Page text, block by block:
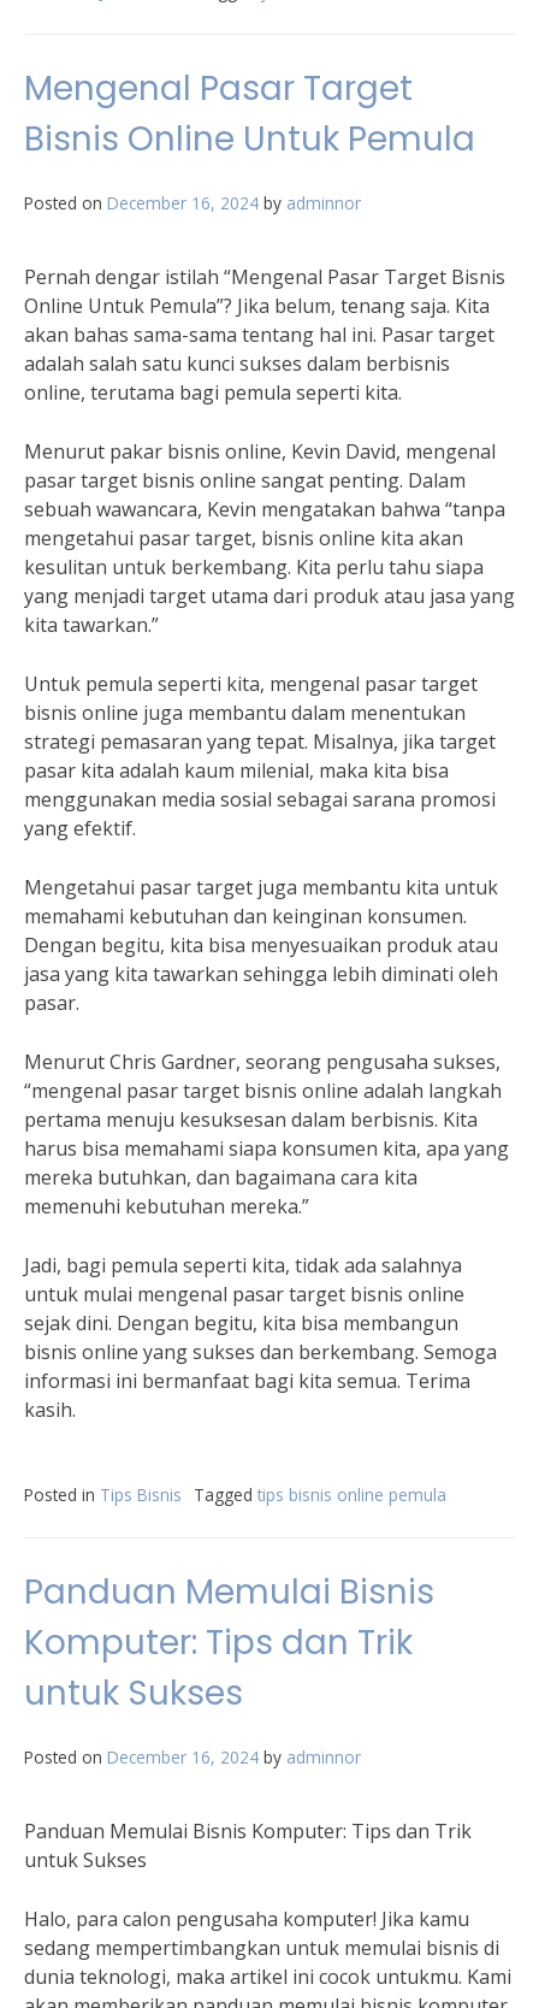
Mengenal Pasar Target
Bisnis Online Untuk Pemula
Posted on December 16, 2024 by adminnor
Pernah dengar istilah “Mengenal Pasar Target Bisnis
Online Untuk Pemula”? Jika belum, tenang saja. Kita
akan bahas sama-sama tentang hal ini. Pasar target
adalah salah satu kunci sukses dalam berbisnis
online, terutama bagi pemula seperti kita.
Menurut pakar bisnis online, Kevin David, mengenal
pasar target bisnis online sangat penting. Dalam
sebuah wawancara, Kevin mengatakan bahwa “tanpa
mengetahui pasar target, bisnis online kita akan
kesulitan untuk berkembang. Kita perlu tahu siapa
yang menjadi target utama dari produk atau jasa yang
kita tawarkan.”
Untuk pemula seperti kita, mengenal pasar target
bisnis online juga membantu dalam menentukan
strategi pemasaran yang tepat. Misalnya, jika target
pasar kita adalah kaum milenial, maka kita bisa
menggunakan media sosial sebagai sarana promosi
yang efektif.
Mengetahui pasar target juga membantu kita untuk
memahami kebutuhan dan keinginan konsumen.
Dengan begitu, kita bisa menyesuaikan produk atau
jasa yang kita tawarkan sehingga lebih diminati oleh
pasar.
Menurut Chris Gardner, seorang pengusaha sukses,
“mengenal pasar target bisnis online adalah langkah
pertama menuju kesuksesan dalam berbisnis. Kita
harus bisa memahami siapa konsumen kita, apa yang
mereka butuhkan, dan bagaimana cara kita
memenuhi kebutuhan mereka.”
Jadi, bagi pemula seperti kita, tidak ada salahnya
untuk mulai mengenal pasar target bisnis online
sejak dini. Dengan begitu, kita bisa membangun
bisnis online yang sukses dan berkembang. Semoga
informasi ini bermanfaat bagi kita semua. Terima
kasih.
Posted in Tips Bisnis Tagged tips bisnis online pemula
Panduan Memulai Bisnis
Komputer: Tips dan Trik
untuk Sukses
Posted on December 16, 2024 by adminnor
Panduan Memulai Bisnis Komputer: Tips dan Trik
untuk Sukses
Halo, para calon pengusaha komputer! Jika kamu
sedang mempertimbangkan untuk memulai bisnis di
dunia teknologi, maka artikel ini cocok untukmu. Kami